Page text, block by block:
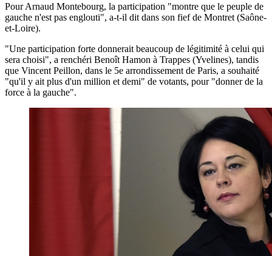
Pour Arnaud Montebourg, la participation "montre que le peuple de
gauche n'est pas englouti", a-t-il dit dans son fief de Montret (Saône-
et-Loire).
"Une participation forte donnerait beaucoup de légitimité à celui qui
sera choisi", a renchéri Benoît Hamon à Trappes (Yvelines), tandis
que Vincent Peillon, dans le 5e arrondissement de Paris, a souhaité
"qu'il y ait plus d'un million et demi" de votants, pour "donner de la
force à la gauche".